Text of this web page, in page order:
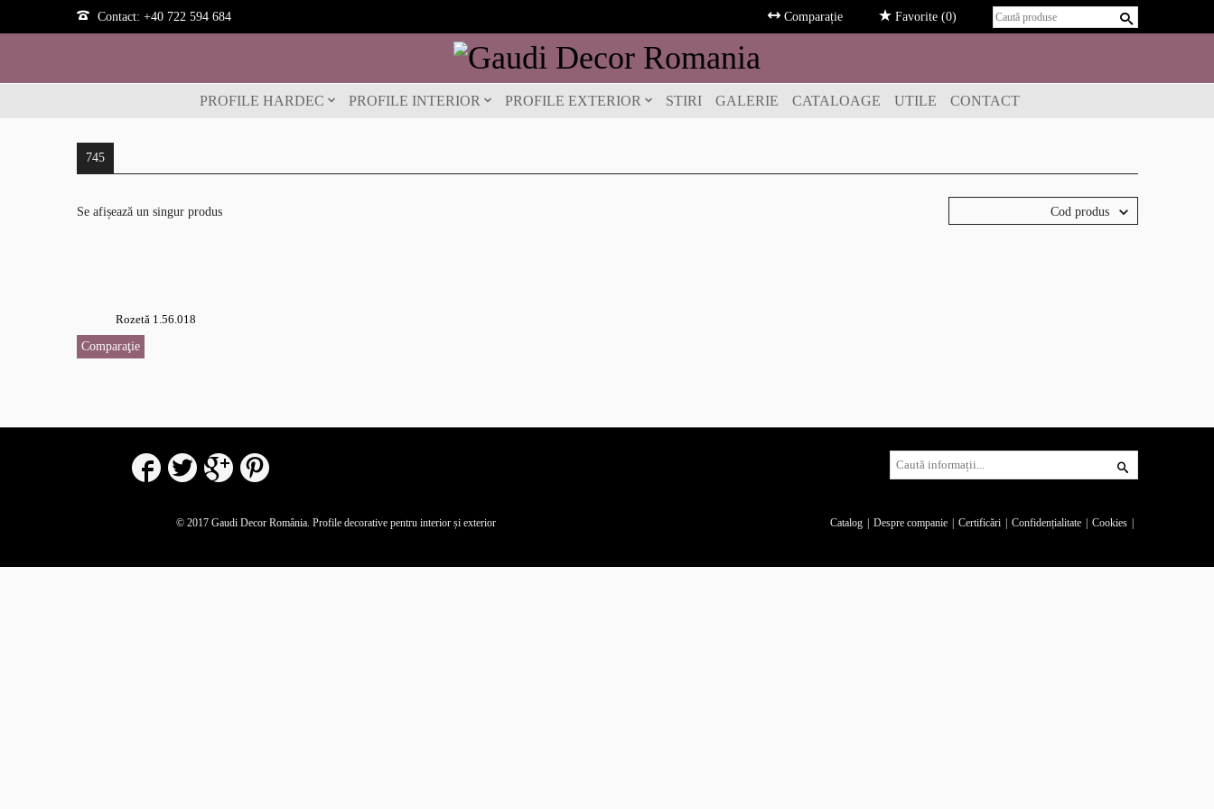
Contact: +40 722 594 684 Comparație Favorite (0)
PROFILE HARDEC PROFILE INTERIOR PROFILE EXTERIOR STIRI GALERIE CATALOAGE UTILE CONTACT
745
Se afișează un singur produs Cod produs
Rozetă 1.56.018
Comparaţie
© 2017 Gaudi Decor România. Profile decorative pentru interior și exterior Catalog Despre companie Certificări Confidențialitate Cookies